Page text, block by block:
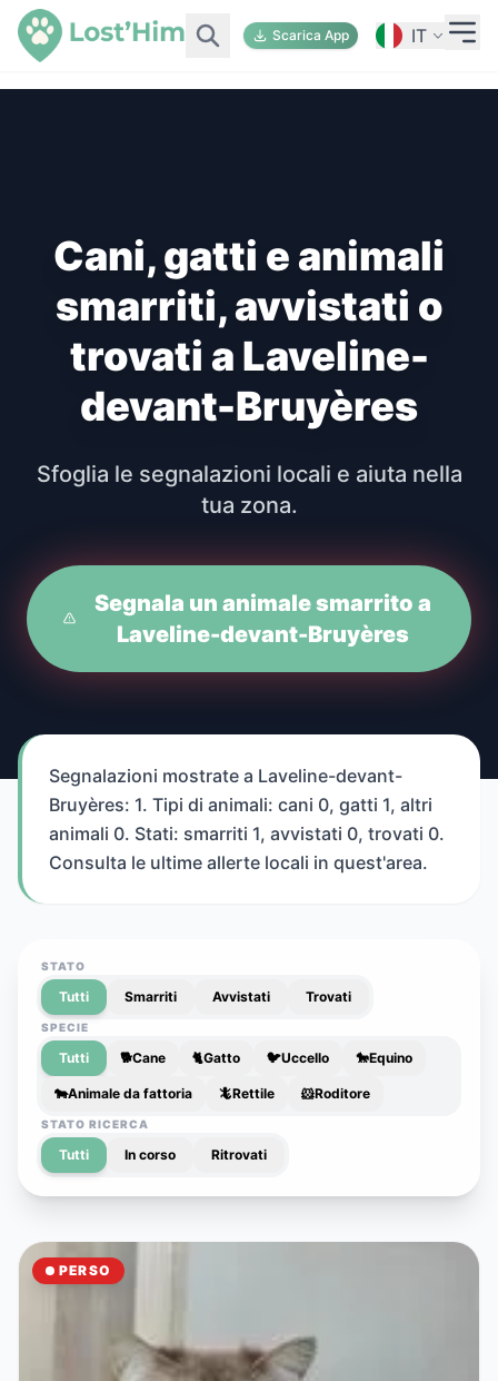
Scarica App IT
Cani, gatti e animali
smarriti, avvistati o
trovati a Laveline-
devant-Bruyères
Sfoglia le segnalazioni locali e aiuta nella
tua zona.
Segnala un animale smarrito a
Laveline-devant-Bruyères
Segnalazioni mostrate a Laveline-devant-
Bruyères: 1. Tipi di animali: cani 0, gatti 1, altri
animali 0. Stati: smarriti 1, avvistati 0, trovati 0.
Consulta le ultime allerte locali in quest'area.
STATO
Tutti Smarriti Avvistati Trovati
SPECIE
Tutti 🐕Cane 🐈Gatto 🐦Uccello 🐎Equino
🐄Animale da fattoria 🦎Rettile 🐹Roditore
STATO RICERCA
Tutti In corso Ritrovati
PERSO